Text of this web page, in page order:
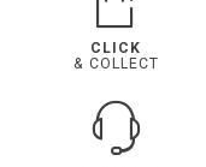
CLICK
& COLLECT